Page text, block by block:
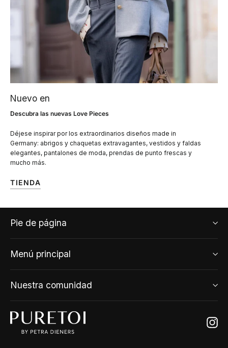
Nuevo en
Descubra las nuevas Love Pieces
Déjese inspirar por los extraordinarios diseños made in
Germany: abrigos y chaquetas extravagantes, vestidos y faldas
elegantes, pantalones de moda, prendas de punto frescas y
mucho más.
TIENDA
Pie de página
Menú principal
Nuestra comunidad